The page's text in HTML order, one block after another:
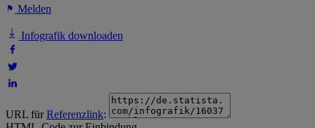
Melden
Infografik downloaden
URL fürReferenzlink: